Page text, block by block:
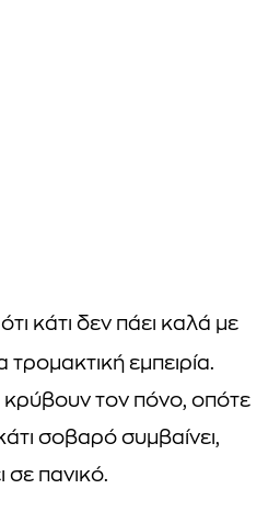
κάτι δεν πάει καλά με
τρομακτική εμπειρία.
κρύβουν τον πόνο, οπότε
σοβαρό συμβαίνει,
σε πανικό.